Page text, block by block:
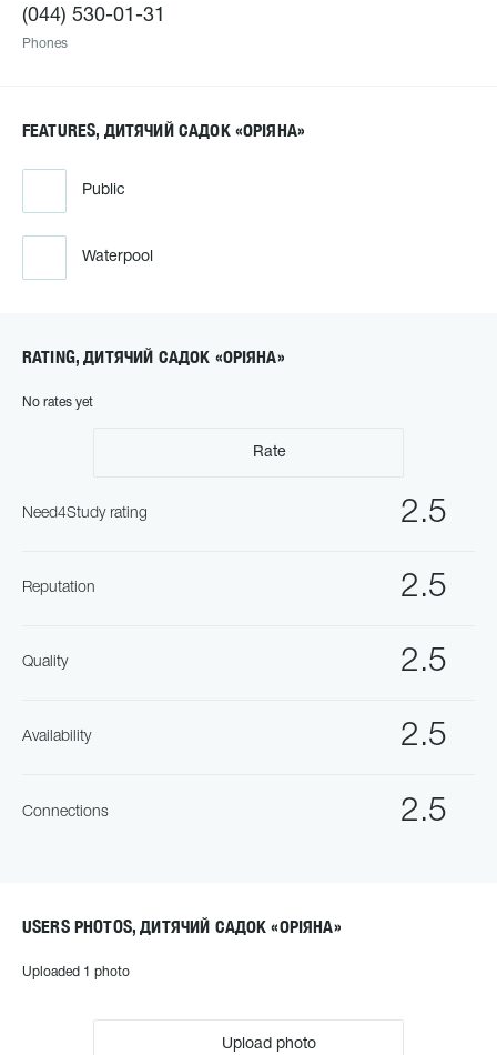
(044) 530-01-31
Phones
FEATURES, ДИТЯЧИЙ САДОК «ОРІЯНА»
Public
Waterpool
RATING, ДИТЯЧИЙ САДОК «ОРІЯНА»
No rates yet
Rate
2.5
Need4Study rating
2.5
Reputation
2.5
Quality
2.5
Availability
2.5
Connections
USERS PHOTOS, ДИТЯЧИЙ САДОК «ОРІЯНА»
Uploaded 1 photo
Upload photo